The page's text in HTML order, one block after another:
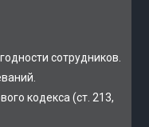
сотрудников.
кодекса (ст. 213,